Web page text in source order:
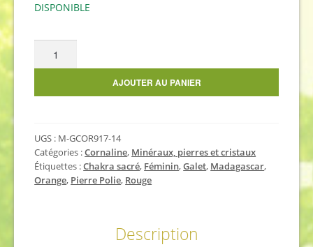
DISPONIBLE
de
AJOUTER AU PANIER
UGS : M-GCOR917-14
Catégories :Cornaline, Minéraux, pierres et cristaux
Étiquettes :Chakra sacré, Féminin,Galet, Madagascar,
Orange, Pierre Polie, Rouge
Description